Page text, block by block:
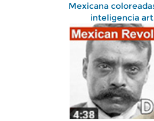
Mexicana
inteligencia